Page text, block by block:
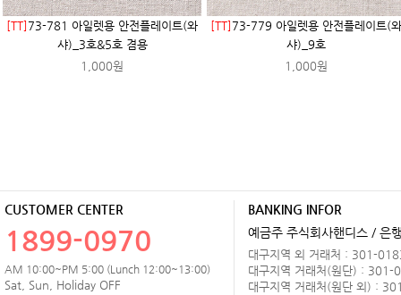
[TT] 73-781 아일렛용 안전플레이트(와
샤)_3호&5호 겸용
1,000원
[TT] 73-779 아일렛용 안전플레이트(와
샤)_9호
1,000원
CUSTOMER CENTER
1899-0970
AM 10:00~PM 5:00 (Lunch 12:00~13:00)
Sat, Sun, Holiday OFF
BANKING INFOR
예금주 주식회사핸디스 / 은
대구지역 외 거래처 : 301-
대구지역 거래처(원단) :
대구지역 거래처(원단 외) :